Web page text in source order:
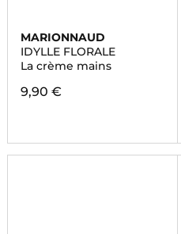
MARIONNAUD
IDYLLE FLORALE
La crème mains
9,90 €